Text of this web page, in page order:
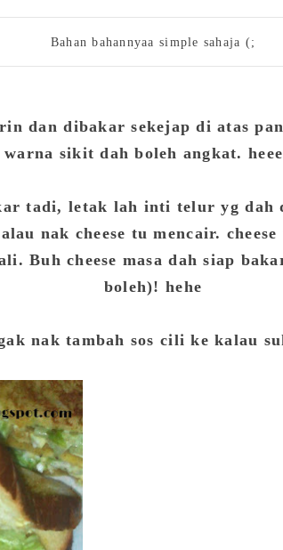
Bahan bahannyaa simple sahaja (;
dan dibakar sekejap di atas
warna sikit dah boleh angkat.
tadi, letak lah inti telur yg dah
nak cheese tu mencair.
Buh cheese masa dah siap
boleh)! hehe
nak tambah sos cili ke kalau